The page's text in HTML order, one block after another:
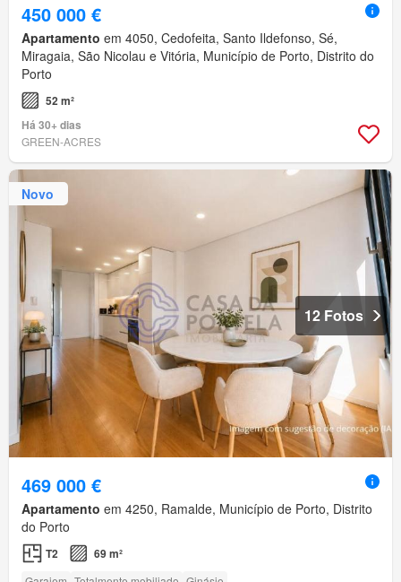
450 000 €
Apartamento em 4050, Cedofeita, Santo Ildefonso, Sé,
Miragaia, São Nicolau e Vitória, Município de Porto, Distrito do
Porto
52 m²
Há 30+ dias
GREEN-ACRES
Novo
12 Fotos
469 000 €
Apartamento em 4250, Ramalde, Município de Porto, Distrito
do Porto
T2 69 m²